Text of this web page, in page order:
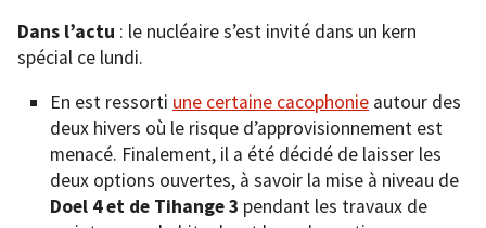
Dans l’actu : le nucléaire s’est invité dans un kern
spécial ce lundi.
En est ressorti une certaine cacophonie autour des
deux hivers où le risque d’approvisionnement est
menacé. Finalement, il a été décidé de laisser les
deux options ouvertes, à savoir la mise à niveau de
Doel 4 et de Tihange 3 pendant les travaux de